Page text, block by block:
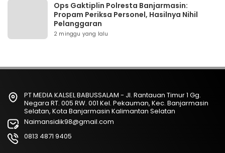
Ops Gaktiplin Polresta Banjarmasin:
Propam Periksa Personel, Hasilnya Nihil
Pelanggaran
2 minggu yang lalu
PT MEDIA KALSEL BABUSSALAM - Jl. Rantauan Timur 1 Gg.
Negara RT. 005 RW. 001 Kel. Pekauman, Kec. Banjarmasin
Selatan, Kota Banjarmasin Kalimantan Selatan
Naimansidik98@gmail.com
0813 4871 9405